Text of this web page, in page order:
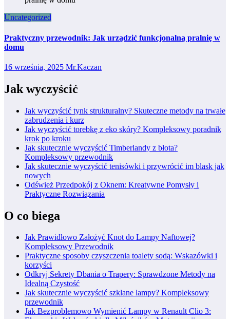
Uncategorized
Praktyczny przewodnik: Jak urządzić funkcjonalną pralnię w
domu
16 września, 2025 Mr.Kaczan
Jak wyczyścić
Jak wyczyścić tynk strukturalny? Skuteczne metody na trwałe
zabrudzenia i kurz
Jak wyczyścić torebkę z eko skóry? Kompleksowy poradnik
krok po kroku
Jak skutecznie wyczyścić Timberlandy z błota?
Kompleksowy przewodnik
Jak skutecznie wyczyścić tenisówki i przywrócić im blask jak
nowych
Odśwież Przedpokój z Oknem: Kreatywne Pomysły i
Praktyczne Rozwiązania
O co biega
Jak Prawidłowo Założyć Knot do Lampy Naftowej?
Kompleksowy Przewodnik
Praktyczne sposoby czyszczenia toalety sodą: Wskazówki i
korzyści
Odkryj Sekrety Dbania o Trapery: Sprawdzone Metody na
Idealną Czystość
Jak skutecznie wyczyścić szklane lampy? Kompleksowy
przewodnik
Jak Bezproblemowo Wymienić Lampy w Renault Clio 3: